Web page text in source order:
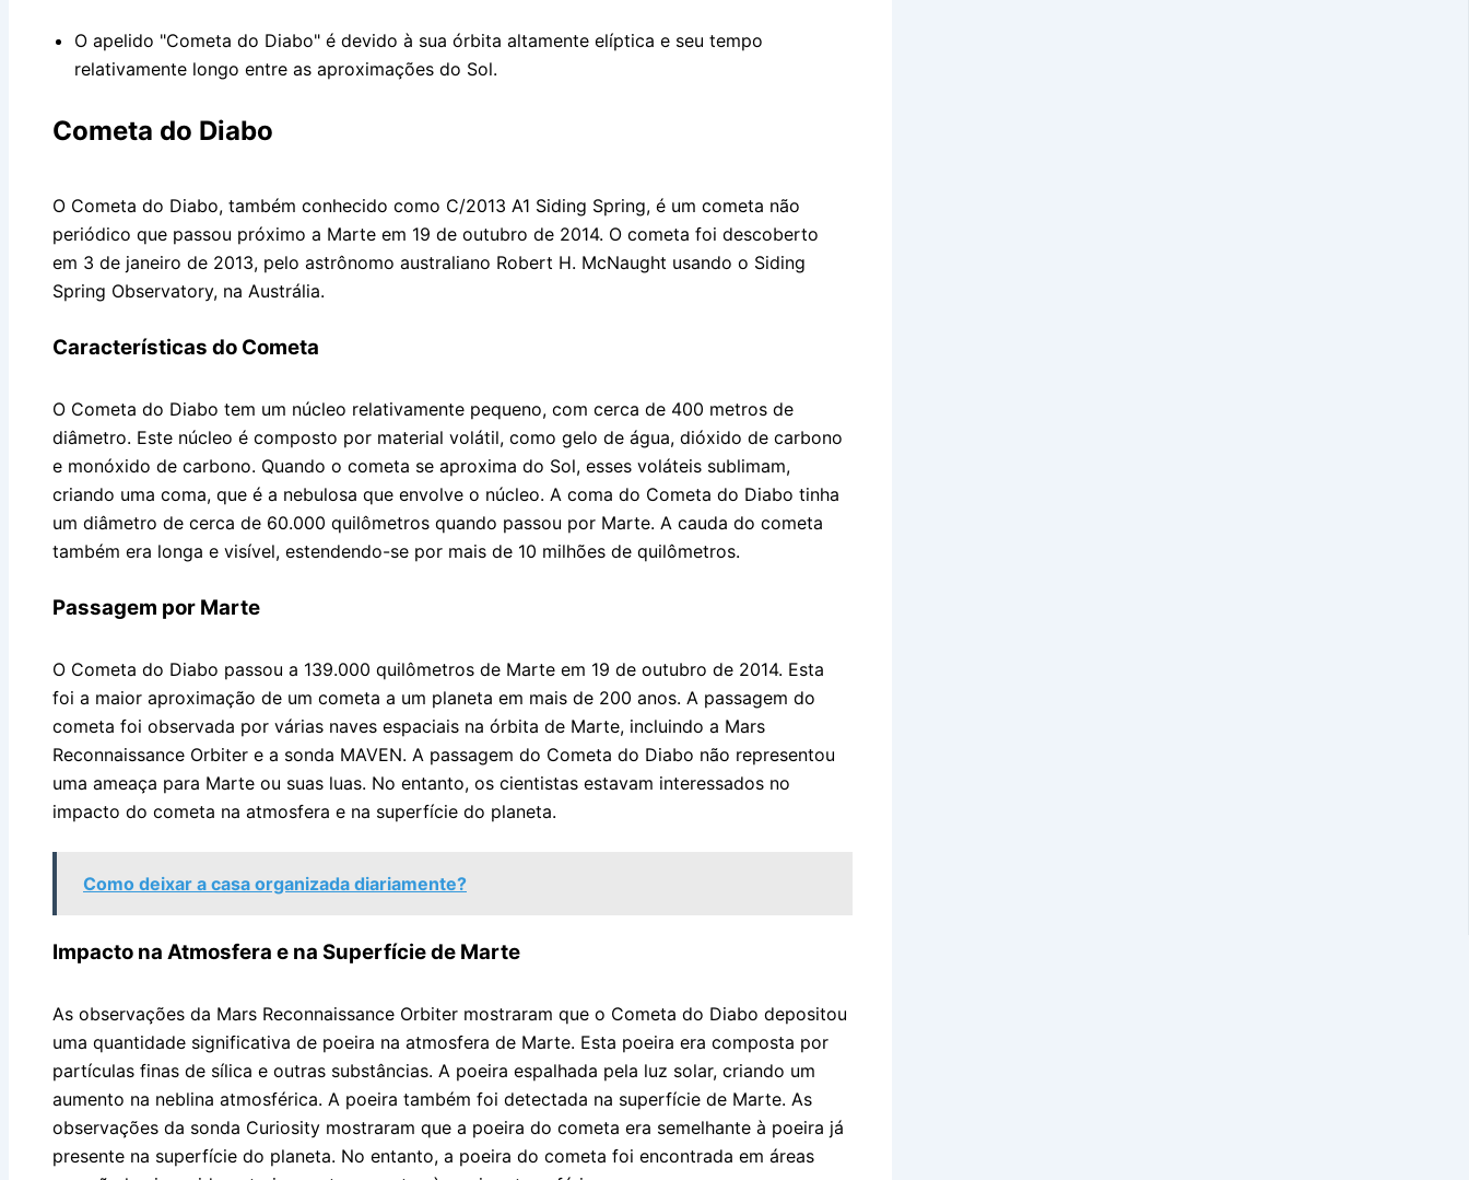
O apelido "Cometa do Diabo" é devido à sua órbita altamente elíptica e seu tempo
relativamente longo entre as aproximações do Sol.
Cometa do Diabo
O Cometa do Diabo, também conhecido como C/2013 A1 Siding Spring, é um cometa não
periódico que passou próximo a Marte em 19 de outubro de 2014. O cometa foi descoberto
em 3 de janeiro de 2013, pelo astrônomo australiano Robert H. McNaught usando o Siding
Spring Observatory, na Austrália.
Características do Cometa
O Cometa do Diabo tem um núcleo relativamente pequeno, com cerca de 400 metros de
diâmetro. Este núcleo é composto por material volátil, como gelo de água, dióxido de carbono
e monóxido de carbono. Quando o cometa se aproxima do Sol, esses voláteis sublimam,
criando uma coma, que é a nebulosa que envolve o núcleo. A coma do Cometa do Diabo tinha
um diâmetro de cerca de 60.000 quilômetros quando passou por Marte. A cauda do cometa
também era longa e visível, estendendo-se por mais de 10 milhões de quilômetros.
Passagem por Marte
O Cometa do Diabo passou a 139.000 quilômetros de Marte em 19 de outubro de 2014. Esta
foi a maior aproximação de um cometa a um planeta em mais de 200 anos. A passagem do
cometa foi observada por várias naves espaciais na órbita de Marte, incluindo a Mars
Reconnaissance Orbiter e a sonda MAVEN. A passagem do Cometa do Diabo não representou
uma ameaça para Marte ou suas luas. No entanto, os cientistas estavam interessados no
impacto do cometa na atmosfera e na superfície do planeta.
Como deixar a casa organizada diariamente?
Impacto na Atmosfera e na Superfície de Marte
As observações da Mars Reconnaissance Orbiter mostraram que o Cometa do Diabo depositou
uma quantidade significativa de poeira na atmosfera de Marte. Esta poeira era composta por
partículas finas de sílica e outras substâncias. A poeira espalhada pela luz solar, criando um
aumento na neblina atmosférica. A poeira também foi detectada na superfície de Marte. As
observações da sonda Curiosity mostraram que a poeira do cometa era semelhante à poeira já
presente na superfície do planeta. No entanto, a poeira do cometa foi encontrada em áreas